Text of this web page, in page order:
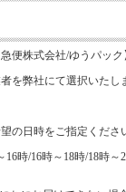
便株式会社/ゆうパック
を弊社にて選択いたし
の日時をご指定くださ
16時/16時～18時/18時～